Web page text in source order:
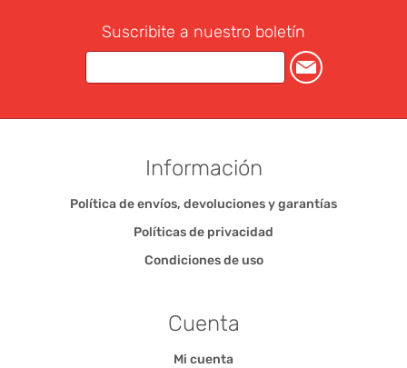
Suscribite a nuestro boletín
Información
Política de envíos, devoluciones y garantías
Políticas de privacidad
Condiciones de uso
Cuenta
Mi cuenta